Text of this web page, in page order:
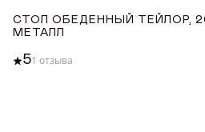
СТОЛ ОБЕДЕННЫЙ ТЕЙЛОР,
МЕТАЛЛ
51 отзыва